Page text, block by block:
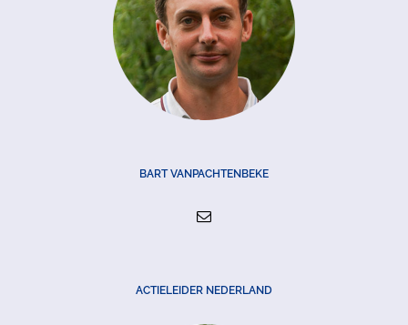
BART VANPACHTENBEKE
ACTIELEIDER NEDERLAND